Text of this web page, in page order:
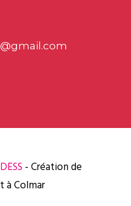
- Création de
à Colmar